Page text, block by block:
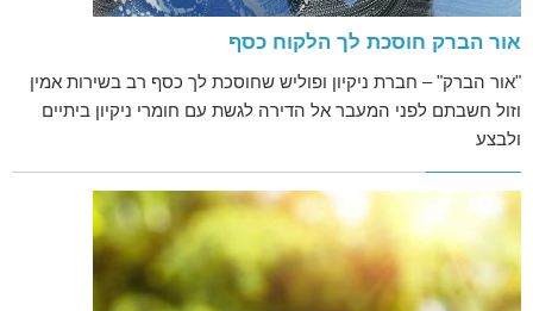
אור הברק חוסכת לך הלקוח כסף
"אור הברק" – חברת ניקיון ופוליש שחוסכת לך כסף רב בשירות אמין
וזול חשבתם לפני המעבר אל הדירה לגשת עם חומרי ניקיון ביתיים
ולבצע